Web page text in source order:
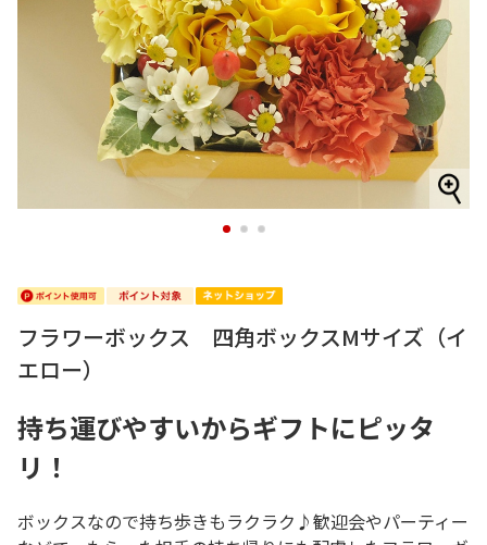
1 2 3
フラワーボックス 四角ボックスMサイズ（イ
エロー）
持ち運びやすいからギフトにピッタ
リ！
ボックスなので持ち歩きもラクラク♪歓迎会やパーティー